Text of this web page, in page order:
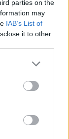
parties on the
may
IAB’s List of
it to other